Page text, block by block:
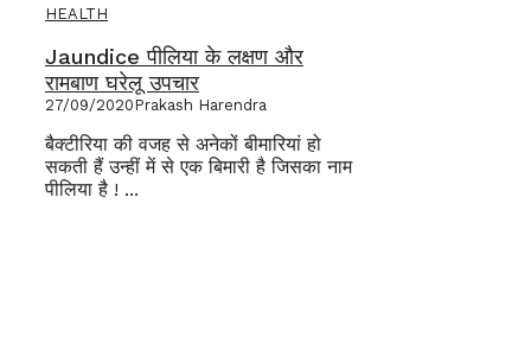
HEALTH
Jaundice पीलिया के लक्षण और
रामबाण घरेलू उपचार
27/09/2020Prakash Harendra
बैक्टीरिया की वजह से अनेकों बीमारियां हो
सकती हैं उन्हीं में से एक बिमारी है जिसका नाम
पीलिया है ! ...